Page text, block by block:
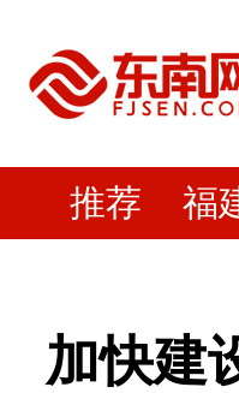
推荐 福
加快建